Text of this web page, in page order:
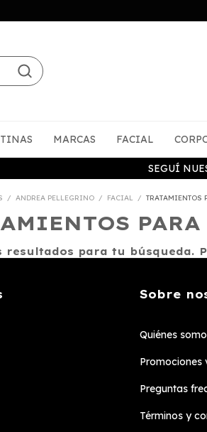
SEGUÍ
MARCAS FACIAL
/ ANDREA PELLEGRINO / FACIAL / TRATAMIENTOS
resultados para tu
Sobre
Quiénes
Promociones
Preguntas
Términos y